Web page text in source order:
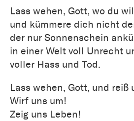
Lass wehen, Gott, wo du
und kümmere dich nicht
der nur Sonnenschein
in einer Welt voll Unrecht
voller Hass und Tod.
Lass wehen, Gott, und reiß
Wirf uns um!
Zeig uns Leben!